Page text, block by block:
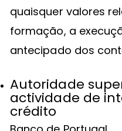
quaisquer valores
formação, a
antecipado dos
Autoridade
actividade de
crédito